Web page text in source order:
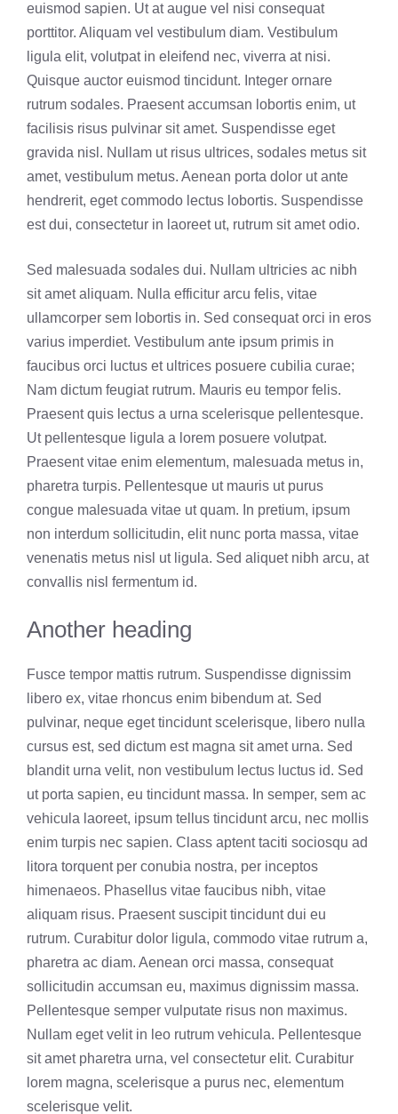
euismod sapien. Ut at augue vel nisi consequat
porttitor. Aliquam vel vestibulum diam. Vestibulum
ligula elit, volutpat in eleifend nec, viverra at nisi.
Quisque auctor euismod tincidunt. Integer ornare
rutrum sodales. Praesent accumsan lobortis enim, ut
facilisis risus pulvinar sit amet. Suspendisse eget
gravida nisl. Nullam ut risus ultrices, sodales metus sit
amet, vestibulum metus. Aenean porta dolor ut ante
hendrerit, eget commodo lectus lobortis. Suspendisse
est dui, consectetur in laoreet ut, rutrum sit amet odio.
Sed malesuada sodales dui. Nullam ultricies ac nibh
sit amet aliquam. Nulla efficitur arcu felis, vitae
ullamcorper sem lobortis in. Sed consequat orci in eros
varius imperdiet. Vestibulum ante ipsum primis in
faucibus orci luctus et ultrices posuere cubilia curae;
Nam dictum feugiat rutrum. Mauris eu tempor felis.
Praesent quis lectus a urna scelerisque pellentesque.
Ut pellentesque ligula a lorem posuere volutpat.
Praesent vitae enim elementum, malesuada metus in,
pharetra turpis. Pellentesque ut mauris ut purus
congue malesuada vitae ut quam. In pretium, ipsum
non interdum sollicitudin, elit nunc porta massa, vitae
venenatis metus nisl ut ligula. Sed aliquet nibh arcu, at
convallis nisl fermentum id.
Another heading
Fusce tempor mattis rutrum. Suspendisse dignissim
libero ex, vitae rhoncus enim bibendum at. Sed
pulvinar, neque eget tincidunt scelerisque, libero nulla
cursus est, sed dictum est magna sit amet urna. Sed
blandit urna velit, non vestibulum lectus luctus id. Sed
ut porta sapien, eu tincidunt massa. In semper, sem ac
vehicula laoreet, ipsum tellus tincidunt arcu, nec mollis
enim turpis nec sapien. Class aptent taciti sociosqu ad
litora torquent per conubia nostra, per inceptos
himenaeos. Phasellus vitae faucibus nibh, vitae
aliquam risus. Praesent suscipit tincidunt dui eu
rutrum. Curabitur dolor ligula, commodo vitae rutrum a,
pharetra ac diam. Aenean orci massa, consequat
sollicitudin accumsan eu, maximus dignissim massa.
Pellentesque semper vulputate risus non maximus.
Nullam eget velit in leo rutrum vehicula. Pellentesque
sit amet pharetra urna, vel consectetur elit. Curabitur
lorem magna, scelerisque a purus nec, elementum
scelerisque velit.